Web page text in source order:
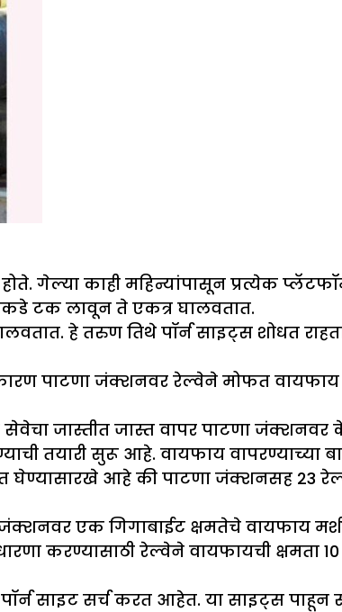
गेल्या काही महिन्यांपासून प्रत्येक
टक लावून ते एकत्र घालवतात.
हे तरुण तिथे पॉर्न साइट्स शोधत
कारण पाटणा जंक्शनवर रेल्वेने मोफत
जास्तीत जास्त वापर पाटणा जंक्शनवर
तयारी सुरू आहे. वायफाय वापरण्याच्या
घेण्यासारखे आहे की पाटणा जंक्शनसह 23
जंक्शनवर एक गिगाबाईट क्षमतेचे वायफाय
करण्यासाठी रेल्वेने वायफायची क्षमता 10
साइट सर्च करत आहेत. या साइट्स पाहून